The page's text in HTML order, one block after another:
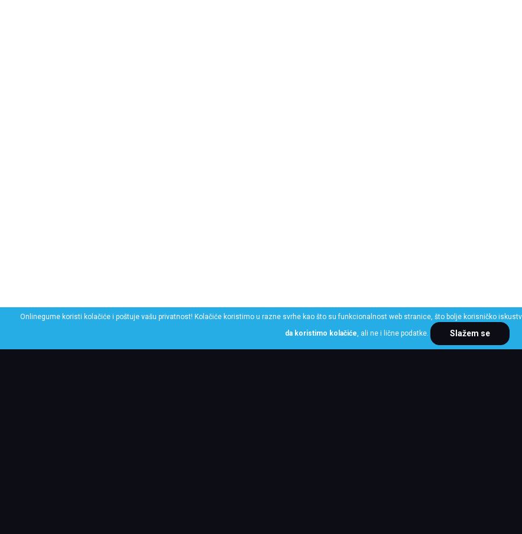
Onlinegume koristi kolačiće i poštuje vašu privatnost! Kolačiće koristimo u razne svrhe kao što su funkcionalnost web stranice, što bolje korisničko
da koristimo kolačiće , ali ne i lične podatke. Slažem se